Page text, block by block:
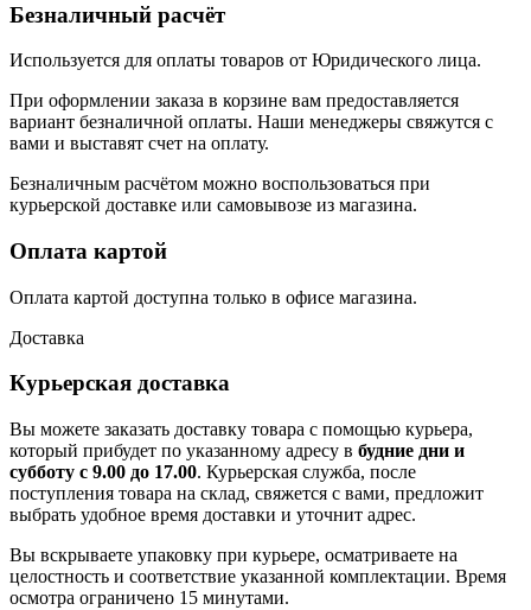
Безналичный расчёт
Используется для оплаты товаров от Юридического лица.
При оформлении заказа в корзине вам предоставляется
вариант безналичной оплаты. Наши менеджеры свяжутся с
вами и выставят счет на оплату.
Безналичным расчётом можно воспользоваться при
курьерской доставке или самовывозе из магазина.
Оплата картой
Оплата картой доступна только в офисе магазина.
Доставка
Курьерская доставка
Вы можете заказать доставку товара с помощью курьера,
который прибудет по указанному адресу в будние дни и
субботу с 9.00 до 17.00. Курьерская служба, после
поступления товара на склад, свяжется с вами, предложит
выбрать удобное время доставки и уточнит адрес.
Вы вскрываете упаковку при курьере, осматриваете на
целостность и соответствие указанной комплектации. Время
осмотра ограничено 15 минутами.